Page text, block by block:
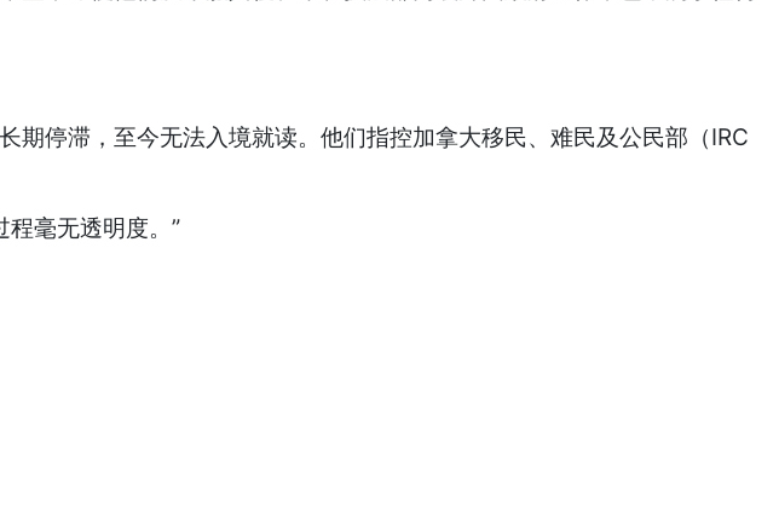
停滞，至今无法入境就读。他们指控加拿大移民、难民及公民部（IRC
毫无透明度。”